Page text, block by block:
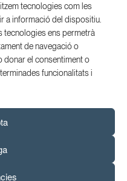
tecnologies com les
a informació del dispositiu.
tecnologies ens permetrà
de navegació o
donar el consentiment o
funcionalitats i
S.L.P.